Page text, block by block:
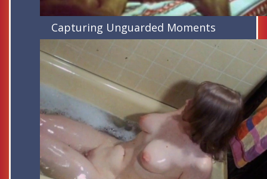
Capturing Unguarded Moments